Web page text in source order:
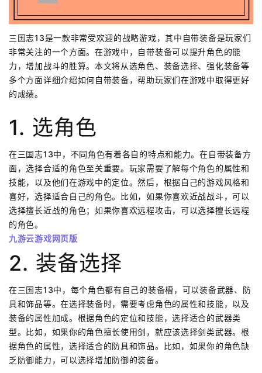
三国志13是一款非常受欢迎的战略游戏，其中自带装备是玩家们
非常关注的一个方面。在游戏中，自带装备可以提升角色的能
力，增加战斗的胜算。本文将从选角色、装备选择、强化装备等
多个方面详细介绍如何自带装备，帮助玩家们在游戏中取得更好
的成绩。
1. 选角色
在三国志13中，不同角色有着各自的特点和能力。在自带装备方
面，选择合适的角色至关重要。玩家需要了解每个角色的属性和
技能，以及他们在游戏中的定位。然后，根据自己的游戏风格和
喜好，选择适合自己的角色。比如，如果你喜欢近战战斗，可以
选择擅长近战的角色；如果你喜欢远程攻击，可以选择擅长远程
的角色。
九游云游戏网页版
2. 装备选择
在三国志13中，每个角色都有自己的装备槽，可以装备武器、防
具和饰品等。在选择装备时，需要考虑角色的属性和技能，以及
装备的属性加成。根据角色的定位和技能，选择适合的武器类
型。比如，如果你的角色擅长使用剑，就应该选择剑类武器。根
据角色的属性，选择适合的防具和饰品。比如，如果你的角色缺
乏防御能力，可以选择增加防御的装备。